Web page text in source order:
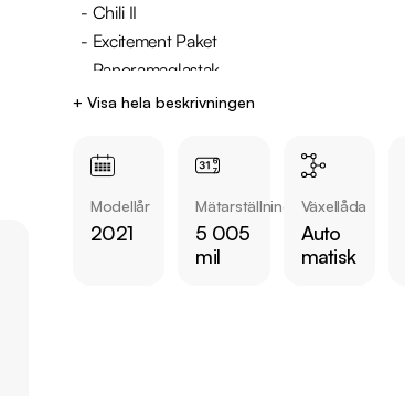
  - Harman/Kardon - Ljudsystem
Övrig information om bilen:
Årsskatt: Endast 1064 kr
+ Visa hela beskrivningen
Modellår
2021
Mätarställning
5 005
mil
Växellåda
Auto
matisk